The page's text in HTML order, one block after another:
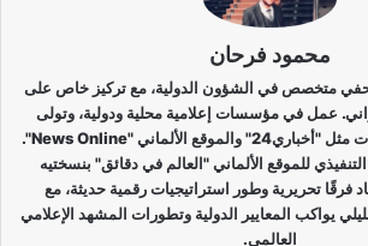
محمود فرحان
متخصص في الشؤون الدولية، مع تركيز خاص على
عمل في مؤسسات إعلامية محلية ودولية، وتولى
إدارة المحتوى في منصات مثل "أخباري24" والموقع الألماني "News Online".
للموقع الألماني "العالم في دقائق" بنسختيه
قاد فرقًا تحريرية وطور استراتيجيات رقمية حديثة، مع
يواكب المعايير الدولية وتطورات المشهد الإعلامي
العالمي.